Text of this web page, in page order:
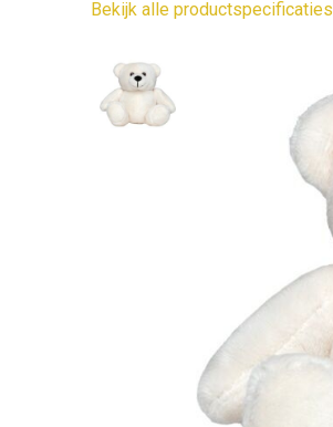
Bekijk alle productspecificaties